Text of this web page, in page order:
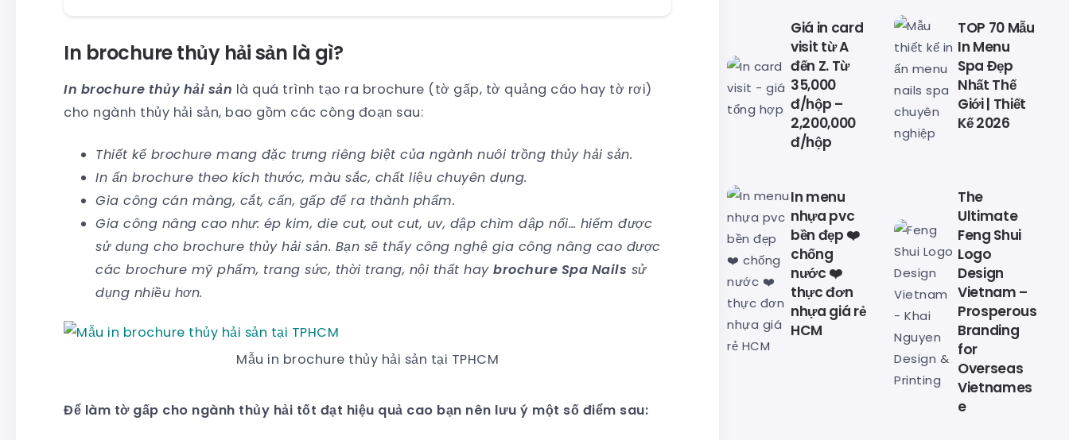
In brochure thủy hải sản là gì?
In brochure thủy hải sản là quá trình tạo ra brochure (tờ gấp, tờ quảng cáo hay tờ rơi)
cho ngành thủy hải sản, bao gồm các công đoạn sau:
Thiết kế brochure mang đặc trưng riêng biệt của ngành nuôi trồng thủy hải sản.
In ấn brochure theo kích thước, màu sắc, chất liệu chuyên dụng.
Gia công cán màng, cắt, cấn, gấp để ra thành phẩm.
Gia công nâng cao như: ép kim, die cut, out cut, uv, dập chìm dập nổi… hiếm được
sử dụng cho brochure thủy hải sản. Bạn sẽ thấy công nghệ gia công nâng cao được
các brochure mỹ phẩm, trang sức, thời trang, nội thất hay brochure Spa Nails sử
dụng nhiều hơn.
Mẫu in brochure thủy hải sản tại TPHCM
Để làm tờ gấp cho ngành thủy hải tốt đạt hiệu quả cao bạn nên lưu ý một số điểm sau:
Giá in card
visit từ A
đến Z. Từ
35,000
đ/hộp –
2,200,000
đ/hộp
TOP 70 Mẫu
In Menu
Spa Đẹp
Nhất Thế
Giới | Thiết
Kế 2026
In menu
nhựa pvc
bền đẹp ❤️
chống
nước ❤️
thực đơn
nhựa giá rẻ
HCM
The
Ultimate
Feng Shui
Logo
Design
Vietnam –
Prosperous
Branding
for
Overseas
Vietnames
e